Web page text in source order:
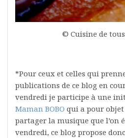
© Cuisine de
*Pour ceux et celles qui
publications de ce blog en
vendredi je participe à une
Maman BOBO qui a pour
partager la musique que l’on
vendredi, ce blog propose